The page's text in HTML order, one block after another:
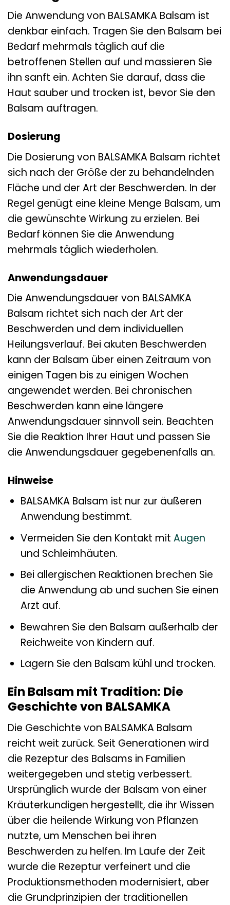
Die Anwendung von BALSAMKA Balsam ist
denkbar einfach. Tragen Sie den Balsam bei
Bedarf mehrmals täglich auf die
betroffenen Stellen auf und massieren Sie
ihn sanft ein. Achten Sie darauf, dass die
Haut sauber und trocken ist, bevor Sie den
Balsam auftragen.
Dosierung
Die Dosierung von BALSAMKA Balsam richtet
sich nach der Größe der zu behandelnden
Fläche und der Art der Beschwerden. In der
Regel genügt eine kleine Menge Balsam, um
die gewünschte Wirkung zu erzielen. Bei
Bedarf können Sie die Anwendung
mehrmals täglich wiederholen.
Anwendungsdauer
Die Anwendungsdauer von BALSAMKA
Balsam richtet sich nach der Art der
Beschwerden und dem individuellen
Heilungsverlauf. Bei akuten Beschwerden
kann der Balsam über einen Zeitraum von
einigen Tagen bis zu einigen Wochen
angewendet werden. Bei chronischen
Beschwerden kann eine längere
Anwendungsdauer sinnvoll sein. Beachten
Sie die Reaktion Ihrer Haut und passen Sie
die Anwendungsdauer gegebenenfalls an.
Hinweise
BALSAMKA Balsam ist nur zur äußeren
Anwendung bestimmt.
Vermeiden Sie den Kontakt mit Augen
und Schleimhäuten.
Bei allergischen Reaktionen brechen Sie
die Anwendung ab und suchen Sie einen
Arzt auf.
Bewahren Sie den Balsam außerhalb der
Reichweite von Kindern auf.
Lagern Sie den Balsam kühl und trocken.
Ein Balsam mit Tradition: Die
Geschichte von BALSAMKA
Die Geschichte von BALSAMKA Balsam
reicht weit zurück. Seit Generationen wird
die Rezeptur des Balsams in Familien
weitergegeben und stetig verbessert.
Ursprünglich wurde der Balsam von einer
Kräuterkundigen hergestellt, die ihr Wissen
über die heilende Wirkung von Pflanzen
nutzte, um Menschen bei ihren
Beschwerden zu helfen. Im Laufe der Zeit
wurde die Rezeptur verfeinert und die
Produktionsmethoden modernisiert, aber
die Grundprinzipien der traditionellen